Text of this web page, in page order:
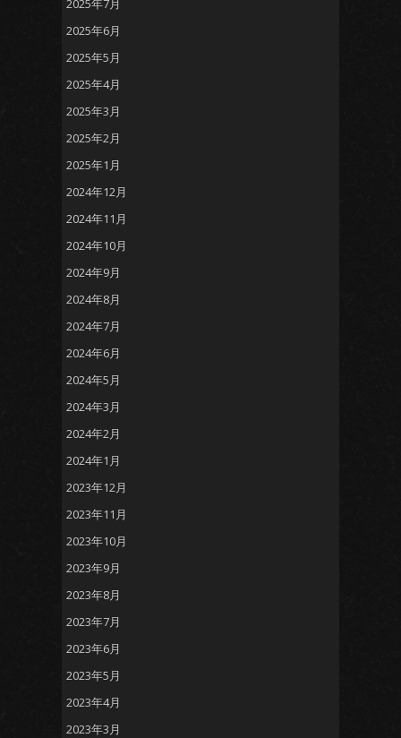
2025年7月
2025年6月
2025年5月
2025年4月
2025年3月
2025年2月
2025年1月
2024年12月
2024年11月
2024年10月
2024年9月
2024年8月
2024年7月
2024年6月
2024年5月
2024年3月
2024年2月
2024年1月
2023年12月
2023年11月
2023年10月
2023年9月
2023年8月
2023年7月
2023年6月
2023年5月
2023年4月
2023年3月